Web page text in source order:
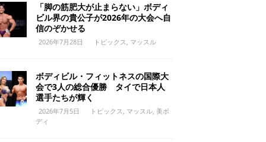
「脚の筋肥大が止まらない」ボディ
ビル界の貴公子が2026年の大会へ自
信のぞかせる
2026年7月28日 トピックス マッスル
ボディビル・フィットネスの国際大
会で3人の総合優勝 タイで日本人
選手たちが輝く
2026年7月5日 トピックス マッスル, 美ボ
ディ